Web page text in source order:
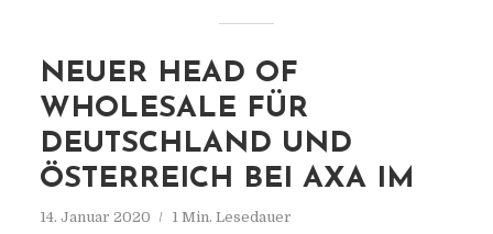
NEUER HEAD OF
WHOLESALE FÜR
DEUTSCHLAND UND
ÖSTERREICH BEI AXA IM
14. Januar 2020 1 Min. Lesedauer